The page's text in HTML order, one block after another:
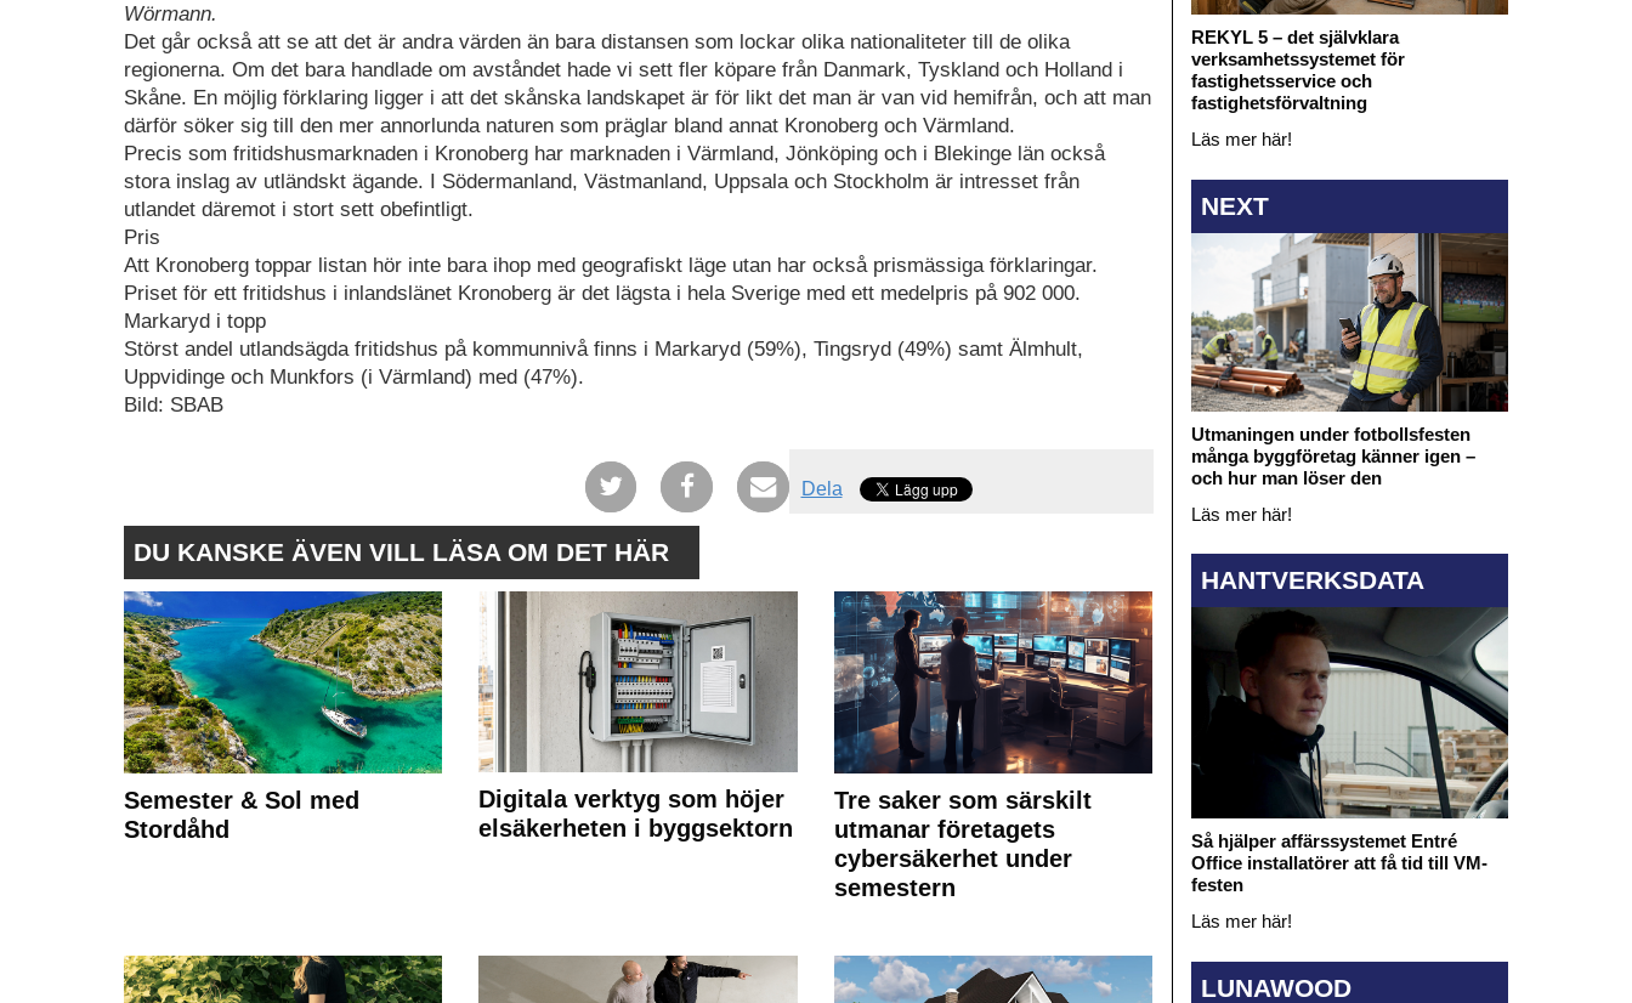
Wörmann.
Det går också att se att det är andra värden än bara distansen som lockar olika nationaliteter till de olika
regionerna. Om det bara handlade om avståndet hade vi sett fler köpare från Danmark, Tyskland och Holland i
Skåne. En möjlig förklaring ligger i att det skånska landskapet är för likt det man är van vid hemifrån, och att man
därför söker sig till den mer annorlunda naturen som präglar bland annat Kronoberg och Värmland.
Precis som fritidshusmarknaden i Kronoberg har marknaden i Värmland, Jönköping och i Blekinge län också
stora inslag av utländskt ägande. I Södermanland, Västmanland, Uppsala och Stockholm är intresset från
utlandet däremot i stort sett obefintligt.
Pris
Att Kronoberg toppar listan hör inte bara ihop med geografiskt läge utan har också prismässiga förklaringar.
Priset för ett fritidshus i inlandslänet Kronoberg är det lägsta i hela Sverige med ett medelpris på 902 000.
Markaryd i topp
Störst andel utlandsägda fritidshus på kommunnivå finns i Markaryd (59%), Tingsryd (49%) samt Älmhult,
Uppvidinge och Munkfors (i Värmland) med (47%).
Bild: SBAB
Dela
DU KANSKE ÄVEN VILL LÄSA OM DET HÄR
Semester & Sol med
Stordåhd
Digitala verktyg som höjer
elsäkerheten i byggsektorn
Tre saker som särskilt
utmanar företagets
cybersäkerhet under
semestern
REKYL 5 – det självklara
verksamhetssystemet för
fastighetsservice och
fastighetsförvaltning
Läs mer här!
NEXT
Utmaningen under fotbollsfesten
många byggföretag känner igen –
och hur man löser den
Läs mer här!
HANTVERKSDATA
Så hjälper affärssystemet Entré
Office installatörer att få tid till VM-
festen
Läs mer här!
LUNAWOOD